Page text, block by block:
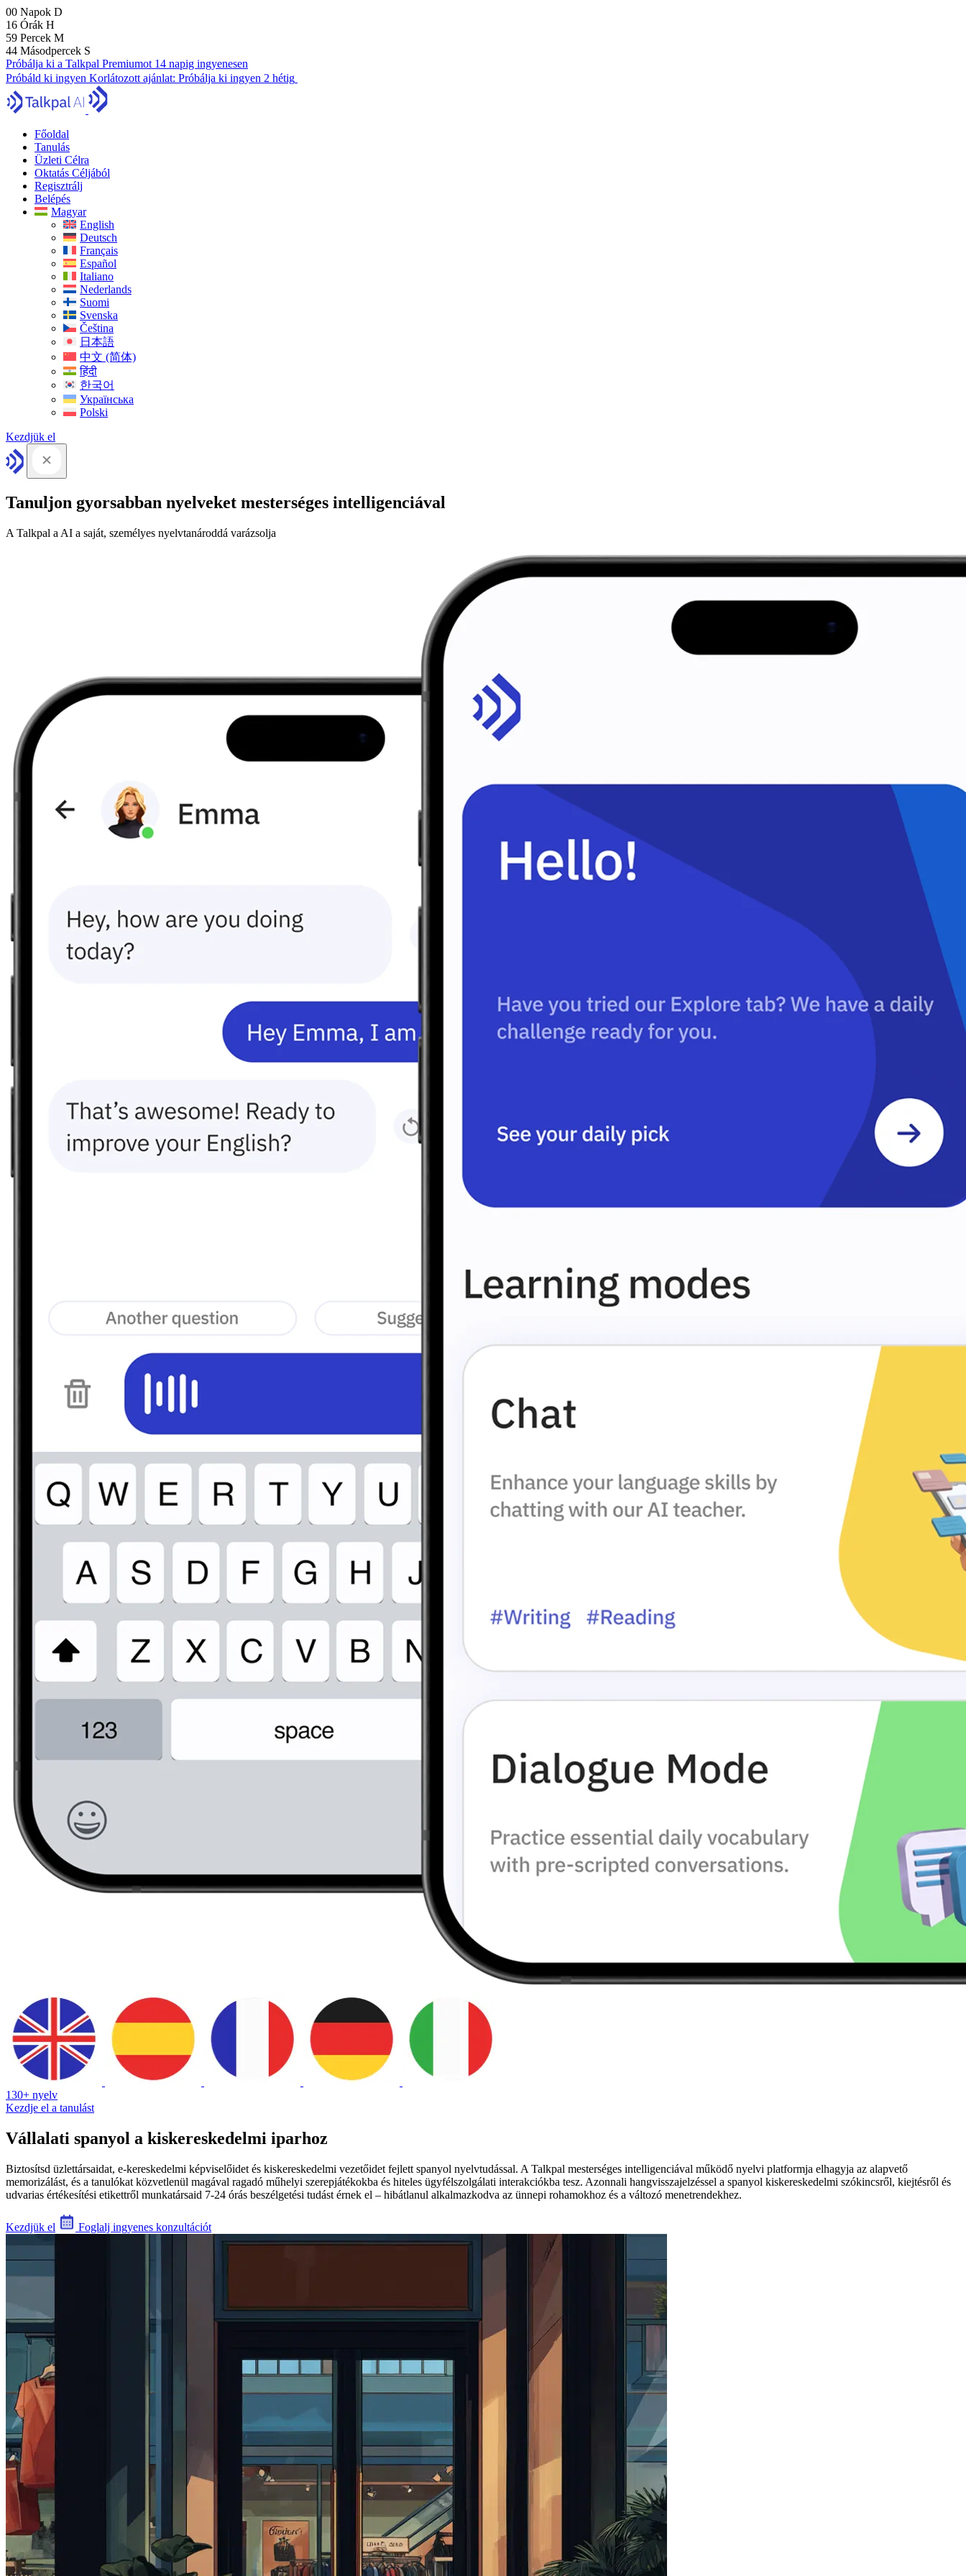
00 Napok D
16 Órák H
59 Percek M
43 Másodpercek S
Próbálja ki a Talkpal Premiumot 14 napig ingyenesen
Próbáld ki ingyen Korlátozott ajánlat: Próbálja ki ingyen 2 hétig
Főoldal
Tanulás
Üzleti Célra
Oktatás Céljából
Regisztrálj
Belépés
Magyar
English
Deutsch
Français
Español
Italiano
Nederlands
Suomi
Svenska
Čeština
日本語
中文 (简体)
हिंदी
한국어
Українська
Polski
Kezdjük el
Tanuljon gyorsabban nyelveket mesterséges intelligenciával
A Talkpal a AI a saját, személyes nyelvtanároddá varázsolja
130+ nyelv
Kezdje el a tanulást
Vállalati spanyol a kiskereskedelmi iparhoz
Biztosítsd üzlettársaidat, e-kereskedelmi képviselőidet és kiskereskedelmi vezetőidet fejlett spanyol nyelvtudással. A Talkpal mesterséges intelligenciával működő nyelvi platformja elhagyja az alapvető
memorizálást, és a tanulókat közvetlenül magával ragadó műhelyi szerepjátékokba és hiteles ügyfélszolgálati interakciókba tesz. Azonnali hangvisszajelzéssel a spanyol kiskereskedelmi szókincsről, kiejtésről és
udvarias értékesítési etikettről munkatársaid 7-24 órás beszélgetési tudást érnek el – hibátlanul alkalmazkodva az ünnepi rohamokhoz és a változó menetrendekhez.
Kezdjük el Foglalj ingyenes konzultációt